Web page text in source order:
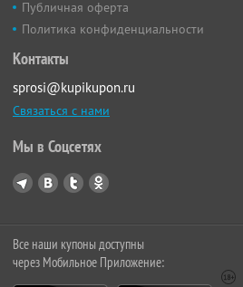
Публичная оферта
Политика конфиденциальности
Контакты
sprosi@kupikupon.ru
Связаться с нами
Мы в Соцсетях
Все наши купоны доступны
через Мобильное Приложение: